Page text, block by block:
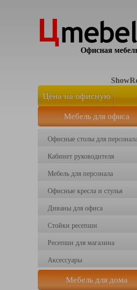
Офисная
Цена на офисную
мебель
Мебель для офиса
Офисные столы для
Кабинет руководителя
Мебель для персонала
Офисные кресла и стулья
Диваны для офиса
Стойки ресепшн
Ресепшн для магазина
Аксессуары
Мебель для дома